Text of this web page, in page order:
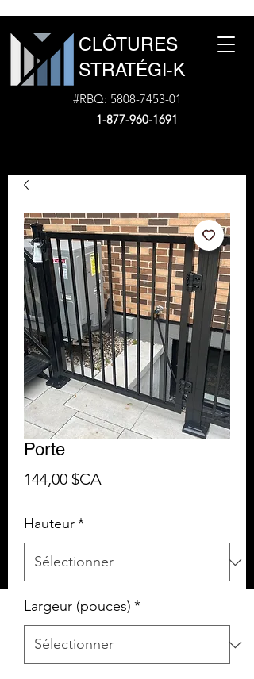
CLÔTURES
STRATÉGI-K
#RBQ: 5808-7453-01
1-877-960-1691
Porte
144,00 $CA
Hauteur*
Largeur (pouces) *